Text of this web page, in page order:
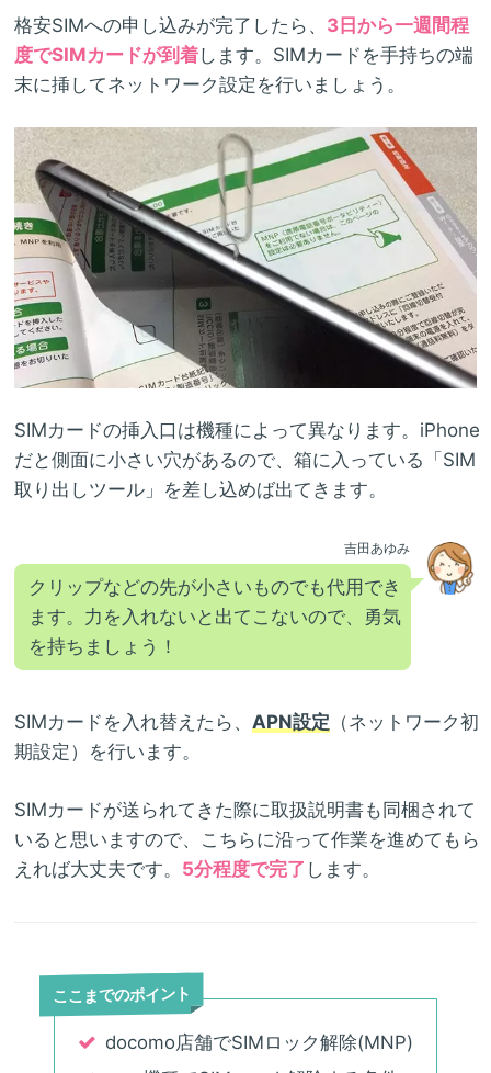
格安SIMへの申し込みが完了したら、 3日から一週間程
度でSIMカードが到着します。SIMカードを手持ちの端
末に挿してネットワーク設定を行いましょう。
SIMカードの挿入口は機種によって異なります。iPhone
だと側面に小さい穴があるので、箱に入っている「SIM
取り出しツール」を差し込めば出てきます。
吉田あゆみ
クリップなどの先が小さいものでも代用でき
ます。力を入れないと出てこないので、勇気
を持ちましょう！
SIMカードを入れ替えたら、 APN設定 （ネットワーク初
期設定）を行います。
SIMカードが送られてきた際に取扱説明書も同梱されて
いると思いますので、こちらに沿って作業を進めてもら
えれば大丈夫です。 5分程度で完了 します。
ここまでのポイント
docomo店舗でSIMロック解除(MNP)